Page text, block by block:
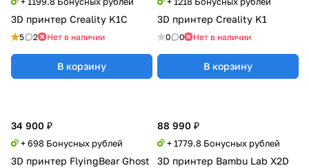
3D принтер Creality K1C
5 2 Нет в наличии
В корзину
3D принтер Creality K1
0 0 Нет в наличии
В корзину
34 900 ₽
+ 698 Бонусных рублей
3D принтер FlyingBear Ghost
88 990 ₽
+ 1779.8 Бонусных рублей
3D принтер Bambu Lab X2D